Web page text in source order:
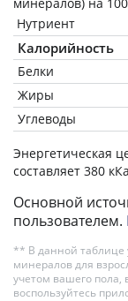
Нутриент
Калорийность
Белки
Жиры
Углеводы
Энергетическая
составляет 380
Основной
пользователем.
** В данной таблице
минералов для
учетом вашего пола,
воспользуйтесь